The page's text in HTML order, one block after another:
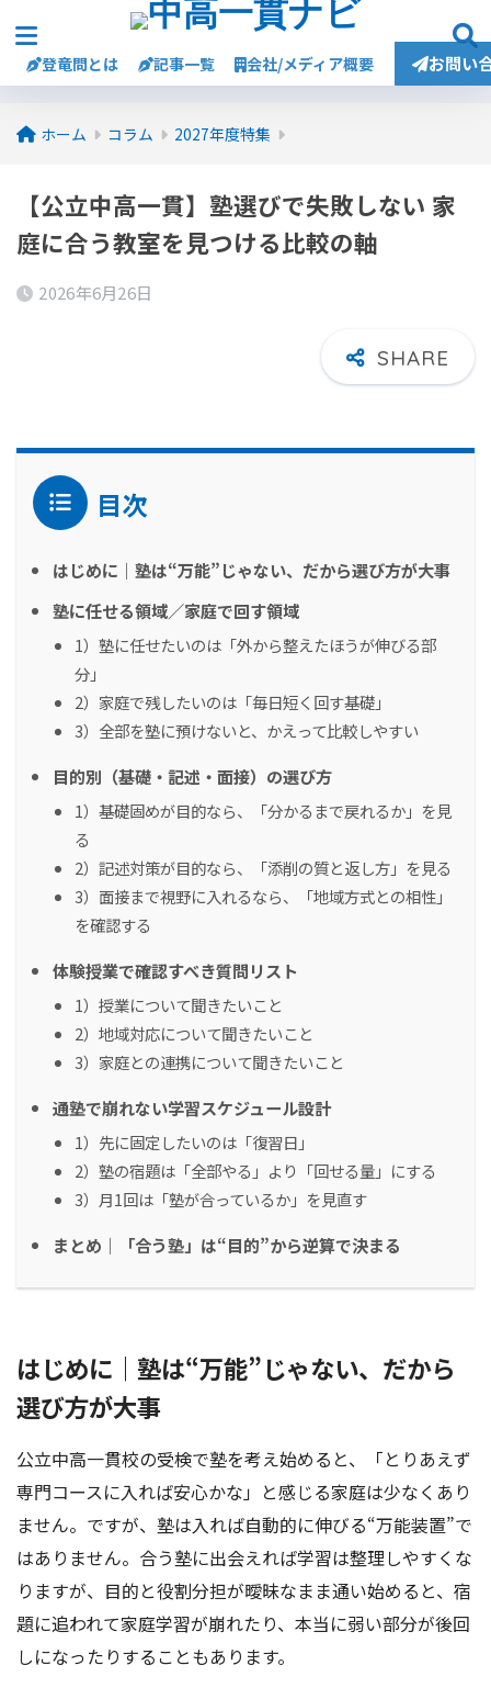
登竜問とは 記事一覧 会社/メディア概要 お問い
ホーム コラム 2027年度特集
【公立中高一貫】塾選びで失敗しない 家
庭に合う教室を見つける比較の軸
2026年6月26日
目次
はじめに｜塾は“万能”じゃない、だから選び方が大事
塾に任せる領域／家庭で回す領域
1）塾に任せたいのは「外から整えたほうが伸びる部
分」
2）家庭で残したいのは「毎日短く回す基礎」
3）全部を塾に預けないと、かえって比較しやすい
目的別（基礎・記述・面接）の選び方
1）基礎固めが目的なら、「分かるまで戻れるか」を見
る
2）記述対策が目的なら、「添削の質と返し方」を見る
3）面接まで視野に入れるなら、「地域方式との相性」
を確認する
体験授業で確認すべき質問リスト
1）授業について聞きたいこと
2）地域対応について聞きたいこと
3）家庭との連携について聞きたいこと
通塾で崩れない学習スケジュール設計
1）先に固定したいのは「復習日」
2）塾の宿題は「全部やる」より「回せる量」にする
3）月1回は「塾が合っているか」を見直す
まとめ｜「合う塾」は“目的”から逆算で決まる
はじめに｜塾は“万能”じゃない、だから
選び方が大事
公立中高一貫校の受検で塾を考え始めると、「とりあえず
専門コースに入れば安心かな」と感じる家庭は少なくあり
ません。ですが、塾は入れば自動的に伸びる“万能装置”で
はありません。合う塾に出会えれば学習は整理しやすくな
りますが、目的と役割分担が曖昧なまま通い始めると、宿
題に追われて家庭学習が崩れたり、本当に弱い部分が後回
しになったりすることもあります。